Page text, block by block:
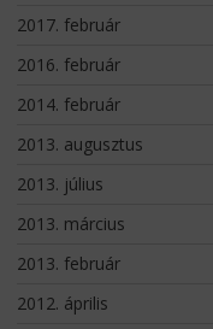
2017. február
2016. február
2014. február
2013. augusztus
2013. július
2013. március
2013. február
2012. április